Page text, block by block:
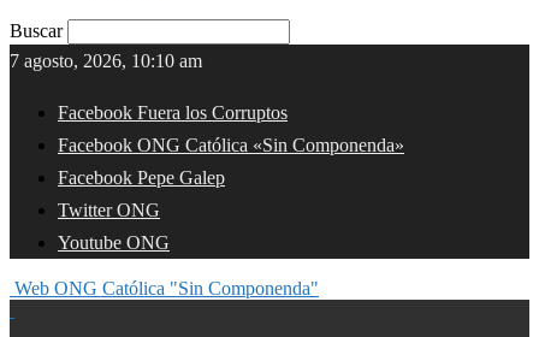
Buscar
7 agosto, 2026, 10:10 am
Facebook Fuera los Corruptos
Facebook ONG Católica «Sin Componenda»
Facebook Pepe Galep
Twitter ONG
Youtube ONG
Web ONG Católica "Sin Componenda"